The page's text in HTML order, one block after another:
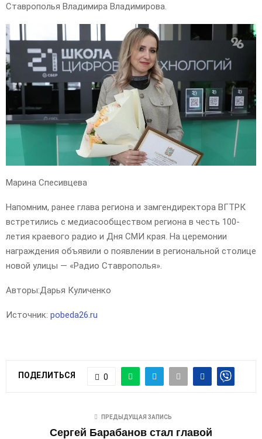
Ставрополья Владимира Владимирова.
Марина Спесивцева
Напомним, ранее глава региона и замгендиректора ВГТРК
встретились с медиасообществом региона в честь 100-
летия краевого радио и Дня СМИ края. На церемонии
награждения объявили о появлении в региональной столице
новой улицы — «Радио Ставрополья».
Авторы:Дарья Куличенко
Источник: pobeda26.ru
ПОДЕЛИТЬСЯ 0
ПРЕДЫДУЩАЯ ЗАПИСЬ
Сергей Барабанов стал главой